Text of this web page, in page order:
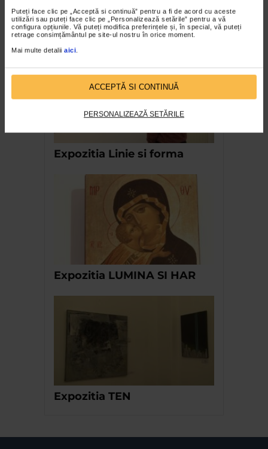
Puteți face clic pe „Acceptă si continuă” pentru a fi de acord cu aceste
utilizări sau puteți face clic pe „Personalizează setările” pentru a vă
configura opțiunile. Vă puteți modifica preferințele și, în special, vă puteți
retrage consimțământul pe site-ul nostru în orice moment.
Mai multe detalii aici.
ACCEPTĂ SI CONTINUĂ
PERSONALIZEAZĂ SETĂRILE
158 vizualizari
RECOMANDĂRI
Expozitia Linie si forma
Expozitia LUMINA SI HAR
Expozitia TEN